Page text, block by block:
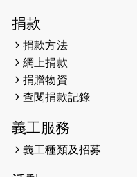
2026-04-30
2026-04-25
2026-04-24
2026-04-23
2026-04-19
捐款
捐款方法
網上捐款
捐贈物資
查閱捐款記錄
義工服務
義工種類及招募